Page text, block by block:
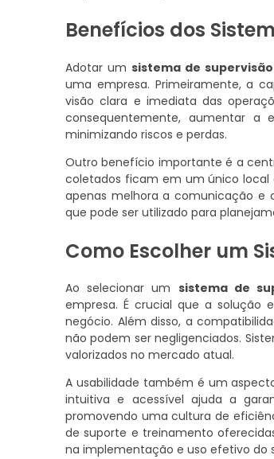
Benefícios dos
Adotar um sistema de supervisão
uma empresa. Primeiramente, a
visão clara e imediata das
consequentemente, aumentar a
minimizando riscos e perdas.
Outro benefício importante é a
coletados ficam em um único local
apenas melhora a comunicação e
que pode ser utilizado para
Como Escolher um
Ao selecionar um sistema de
empresa. É crucial que a solução
negócio. Além disso, a
não podem ser negligenciados.
valorizados no mercado atual.
A usabilidade também é um
intuitiva e acessível ajuda a
promovendo uma cultura de
de suporte e treinamento
na implementação e uso efetivo do